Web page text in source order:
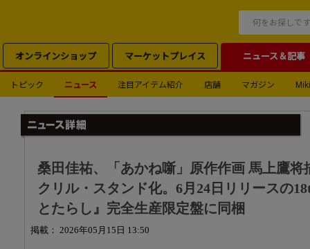
オンラインショップ マーケットプレイス ニュース＆記事
トピック ニュース 注目アイテム紹介 店舗 マガジン
桑田佳祐、「あかね噺」原作作画 馬上鷹将
クリル・スタンド化。6月24日リリースの
とたらし』完全生産限定盤に同梱
掲載： 2026年05月15日 13:50